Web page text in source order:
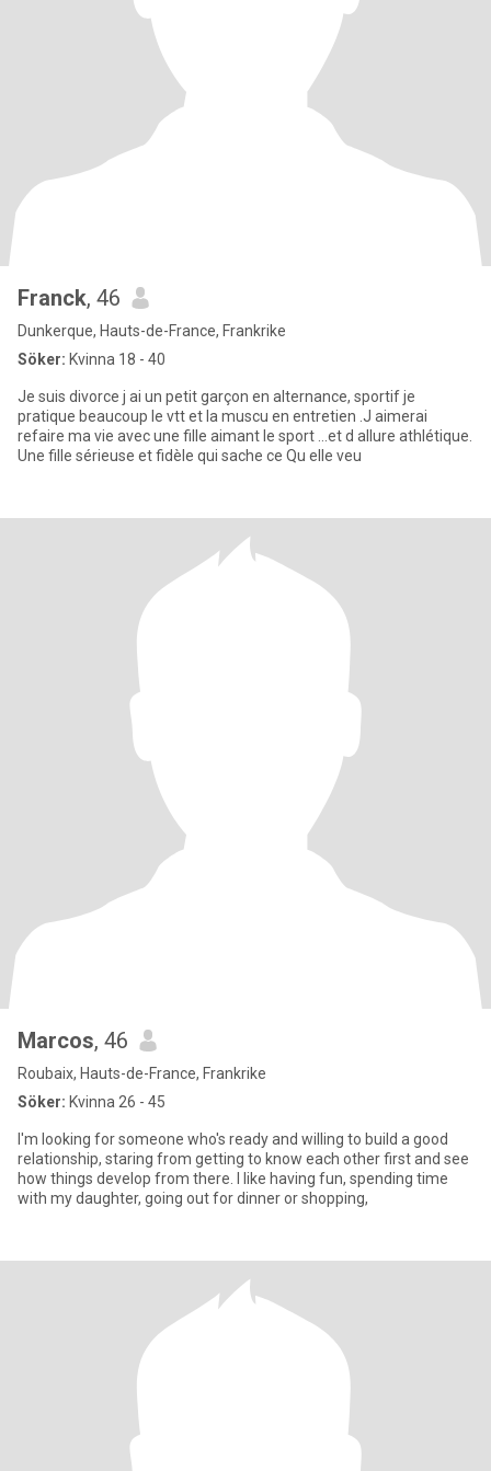
Franck, 46
Dunkerque, Hauts-de-France, Frankrike
Söker: Kvinna 18 - 40
Je suis divorce j ai un petit garçon en alternance, sportif je
pratique beaucoup le vtt et la muscu en entretien .J aimerai
refaire ma vie avec une fille aimant le sport ...et d allure athlétique.
Une fille sérieuse et fidèle qui sache ce Qu elle veu
Marcos, 46
Roubaix, Hauts-de-France, Frankrike
Söker: Kvinna 26 - 45
I'm looking for someone who's ready and willing to build a good
relationship, staring from getting to know each other first and see
how things develop from there. I like having fun, spending time
with my daughter, going out for dinner or shopping,